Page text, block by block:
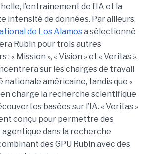
l’entraînement de l’IA et la
intensité de données. Par ailleurs,
de Los Alamosa sélectionné
Rubin pour trois autres
« Mission », « Vision » et « Veritas ».
sur les charges de travail
nationale américaine, tandis que «
charge la recherche scientifique
basées sur l’IA. « Veritas »
conçu pour permettre des
agentique dans la recherche
des GPU Rubin avec des